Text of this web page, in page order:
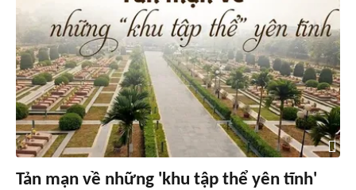
Tản mạn về những 'khu tập thể yên tĩnh'